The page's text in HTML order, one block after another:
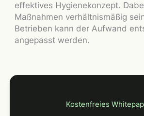
effektives Hygienekonzept.
Maßnahmen verhältnismäßig
Betrieben kann der Aufwand
angepasst werden.
Kostenfreies